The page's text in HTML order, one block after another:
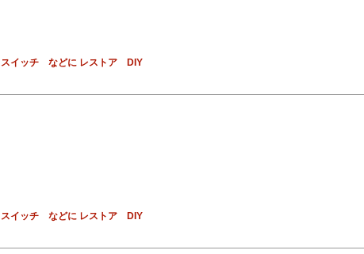
ッチ などに レストア DIY
ッチ などに レストア DIY